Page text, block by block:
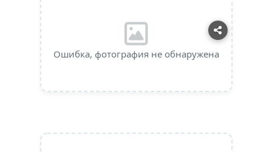
Ошибка, фотография не обнаружена